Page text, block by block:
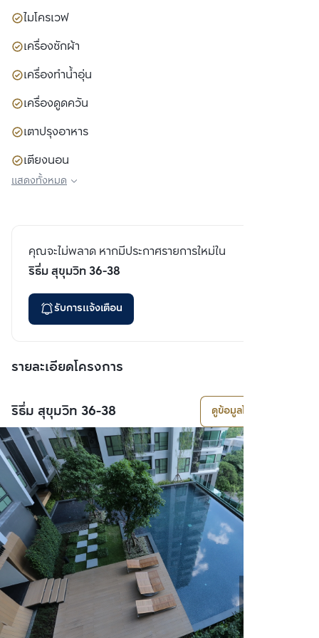
ไมโครเวฟ
เครื่องซักผ้า
เครื่องทำน้ำอุ่น
เครื่องดูดควัน
เตาปรุงอาหาร
เตียงนอน
ตู้เสื้อผ้า
แสดงทั้งหมด
คุณจะไม่พลาด หากมีประกาศรายการใหม่ใน
ริธึ่ม สุขุมวิท 36-38
รับการแจ้งเตือน
รายละเอียดโครงการ
ริธึ่ม สุขุมวิท 36-38 ดูข้อมูลโครงการ